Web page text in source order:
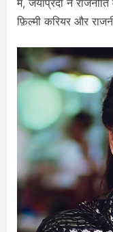
फ़िल्मी करियर और